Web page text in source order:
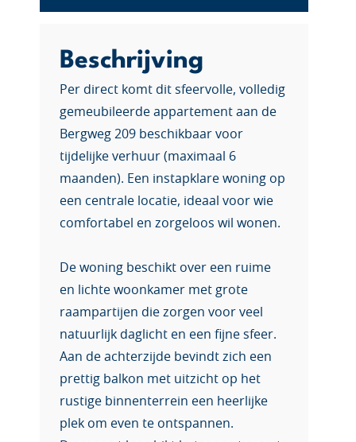
Beschrijving
Per direct komt dit sfeervolle, volledig
gemeubileerde appartement aan de
Bergweg 209 beschikbaar voor
tijdelijke verhuur (maximaal 6
maanden). Een instapklare woning op
een centrale locatie, ideaal voor wie
comfortabel en zorgeloos wil wonen.
De woning beschikt over een ruime
en lichte woonkamer met grote
raampartijen die zorgen voor veel
natuurlijk daglicht en een fijne sfeer.
Aan de achterzijde bevindt zich een
prettig balkon met uitzicht op het
rustige binnenterrein een heerlijke
plek om even te ontspannen.